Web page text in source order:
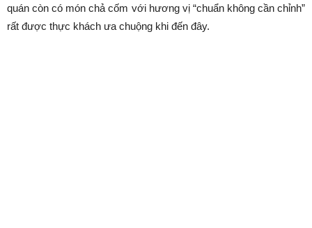
quán còn có món chả cốm với hương vị “chuẩn không cần chỉnh”
rất được thực khách ưa chuộng khi đến đây.